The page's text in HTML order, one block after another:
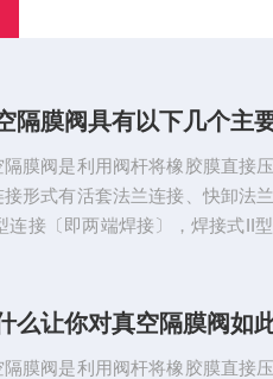
隔膜阀具有以下几个主
隔膜阀是利用阀杆将橡胶膜直接
接形式有活套法兰连接、快卸法
连接〔即两端焊接〕，焊接式II
。隔膜把介质与阀杆上腔隔离，
么让你对真空隔膜阀如
隔膜阀是利用阀杆将橡胶膜直接